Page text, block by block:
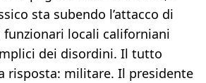
sta subendo l’attacco di
funzionari locali californiani
dei disordini. Il tutto
risposta: militare. Il presidente